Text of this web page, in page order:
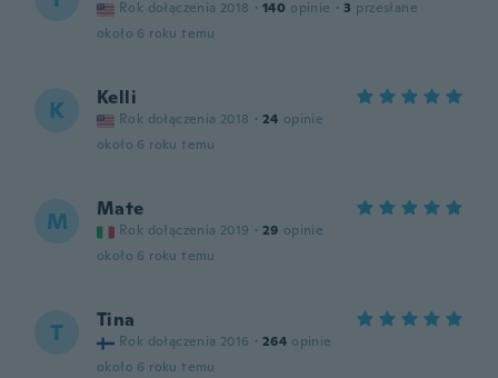
Rok dołączenia 2018 · 140 opinie · 3 przesłane
około 6 roku temu
K Kelli
Rok dołączenia 2018 · 24 opinie
około 6 roku temu
M Mate
Rok dołączenia 2019 · 29 opinie
około 6 roku temu
T Tina
Rok dołączenia 2016 · 264 opinie
około 6 roku temu